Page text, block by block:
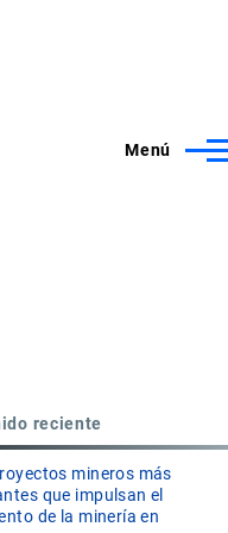
Menú
reciente
mineros más
que impulsan el
de la minería en